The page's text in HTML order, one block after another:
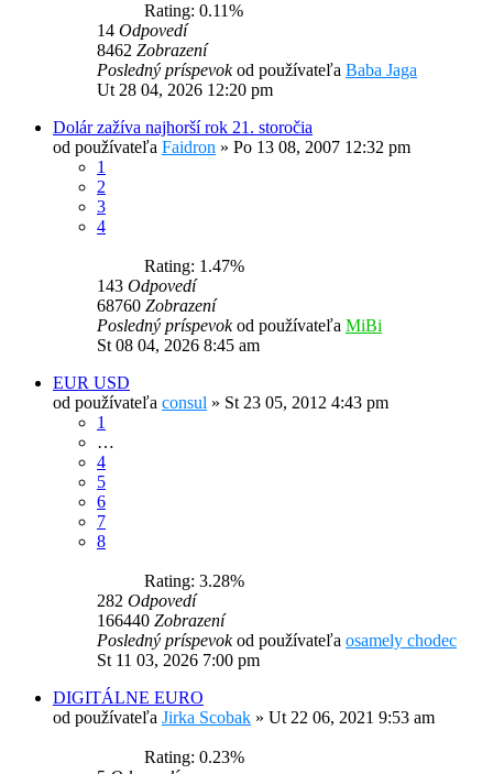
Rating: 0.11%
14 Odpovedí
8462 Zobrazení
Posledný príspevokod používateľa Baba Jaga
Ut 28 04, 2026 12:20 pm
Dolár zažíva najhorší rok 21. storočia
od používateľa Faidron » Po 13 08, 2007 12:32 pm
1
2
3
4
Rating: 1.47%
143 Odpovedí
68760 Zobrazení
Posledný príspevokod používateľa MiBi
St 08 04, 2026 8:45 am
EUR USD
od používateľa consul » St 23 05, 2012 4:43 pm
1
…
4
5
6
7
8
Rating: 3.28%
282 Odpovedí
166440 Zobrazení
Posledný príspevokod používateľa osamely chodec
St 11 03, 2026 7:00 pm
DIGITÁLNE EURO
od používateľa Jirka Scobak » Ut 22 06, 2021 9:53 am
Rating: 0.23%